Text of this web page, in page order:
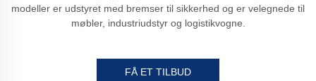
modeller er udstyret med bremser til sikkerhed og er velegnede til
møbler, industriudstyr og logistikvogne.
FÅ ET TILBUD